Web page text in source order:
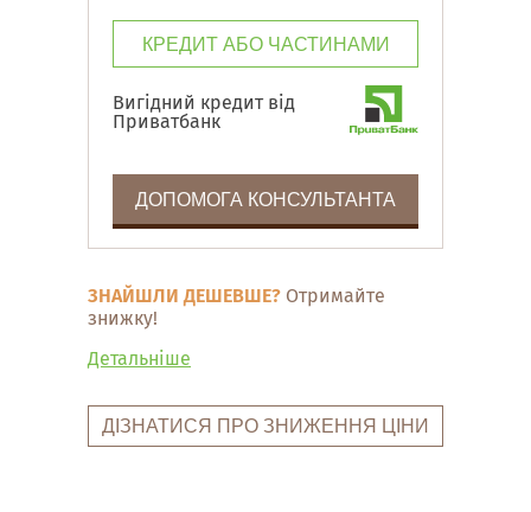
КРЕДИТ АБО ЧАСТИНАМИ
Вигідний кредит від
Приватбанк
ДОПОМОГА КОНСУЛЬТАНТА
ЗНАЙШЛИ ДЕШЕВШЕ? Отримайте
знижку!
Детальніше
ДІЗНАТИСЯ ПРО ЗНИЖЕННЯ ЦІНИ